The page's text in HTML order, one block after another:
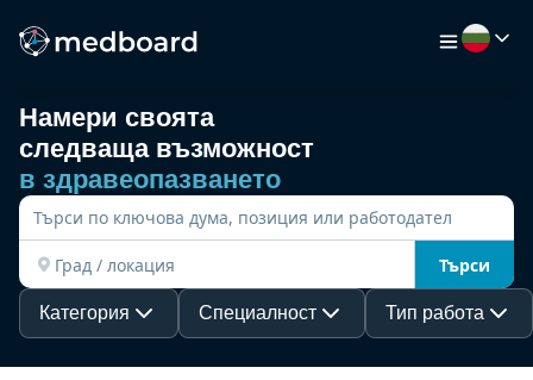
НАЧАЛО
РАБОТА
КАРТА
Намери своята
следваща възможност
в здравеопазването
Търси
Категория Специалност Тип работа